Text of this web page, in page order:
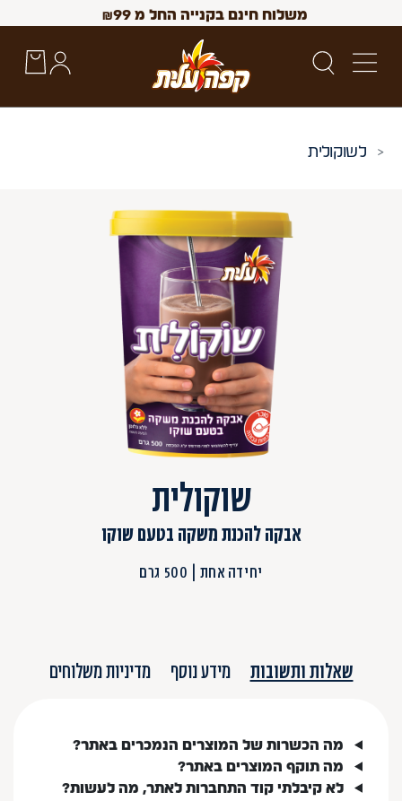
משלוח חינם בקנייה החל מ ₪99
Up and Down arrow keys to navigate search results.
שוקולית
שוקולית
אבקה להכנת משקה בטעם שוקו
יחידה אחת 500 גרם
שאלות ותשובות מידע נוסף מדיניות משלוחים
מה הכשרות של המוצרים הנמכרים באתר?
מה תוקף המוצרים באתר?
לא קיבלתי קוד התחברות לאתר, מה לעשות?